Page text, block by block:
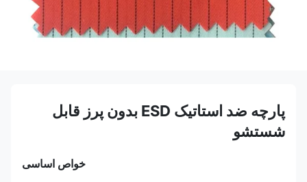
پارچه ضد استاتیک ESD بدون پرز قابل
شستشو
خواص اساسی